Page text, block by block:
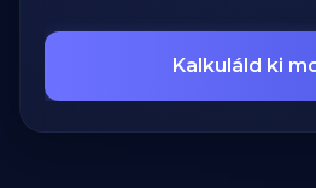
Kalkuláld ki